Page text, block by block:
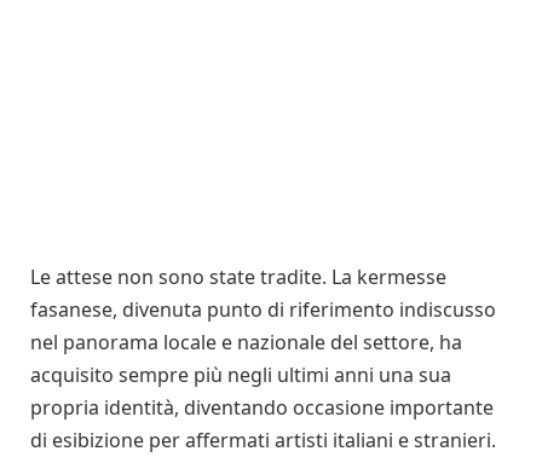
Le attese non sono state tradite. La kermesse
fasanese, divenuta punto di riferimento indiscusso
nel panorama locale e nazionale del settore, ha
acquisito sempre più negli ultimi anni una sua
propria identità, diventando occasione importante
di esibizione per affermati artisti italiani e stranieri.